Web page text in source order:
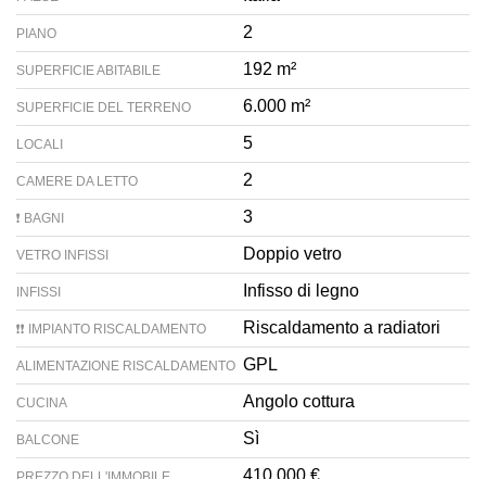
PIANO 2
SUPERFICIE ABITABILE 192 m²
SUPERFICIE DEL TERRENO 6.000 m²
LOCALI 5
CAMERE DA LETTO 2
❗ BAGNI 3
VETRO INFISSI Doppio vetro
INFISSI Infisso di legno
❗❗ IMPIANTO RISCALDAMENTO Riscaldamento a radiatori
ALIMENTAZIONE RISCALDAMENTO GPL
CUCINA Angolo cottura
BALCONE Sì
410.000 €